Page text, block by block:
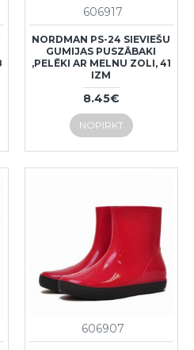
606917
NORDMAN PS-24 SIEVIEŠU
GUMIJAS PUSZĀBAKI
,PELĒKI AR MELNU ZOLI, 41
IZM
8.45€
NOPIRKT
606907